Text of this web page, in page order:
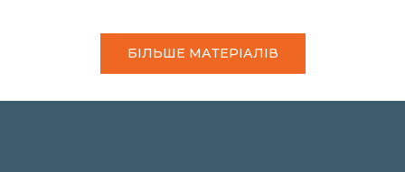
БІЛЬШЕ МАТЕРІАЛІВ